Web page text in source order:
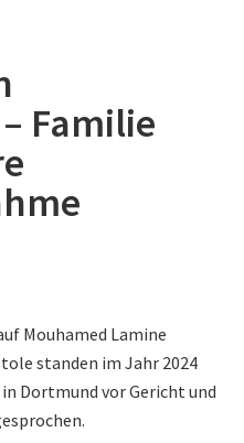
Familie
Mouhamed Lamine
standen im Jahr 2024
Dortmund vor Gericht und